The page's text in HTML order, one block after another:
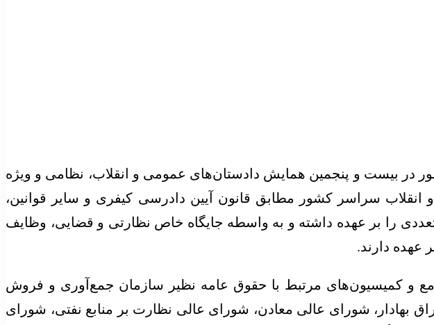
در بیست و پنجمین همایش دادستان‌های عمومی و انقلاب، نظامی و ویژه
سراسر کشور مطابق قانون آیین دادرسی کیفری و سایر قوانین،
را بر عهده داشته و به واسطه جایگاه خاص نظارتی و قضایی، وظایف
عهده دارند.
و کمیسیون‌های مرتبط با حقوق عامه نظیر سازمان جمع‌آوری و فروش
بهادار، شورای عالی معادن، شورای عالی نظارت بر منابع نفتی، شورای